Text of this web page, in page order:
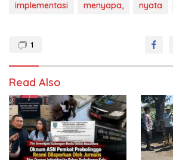
implementasi menyapa, nyata
1
Read Also